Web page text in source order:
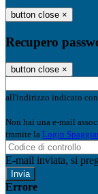
button close ×
Recupero
button close ×
all'indirizzo indicato
Non hai una e-mail
tramite la Login
E-mail inviata, si
Errore